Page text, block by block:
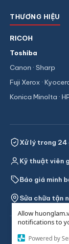
Allow
notifications to
Powered by
THƯƠNG HIỆU
RICOH
Toshiba
Canon · Sharp
Fuji Xerox ·
Konica Minolta ·
Xử lý trong 24
Kỹ thuật viên
Báo giá minh
Sửa chữa tận